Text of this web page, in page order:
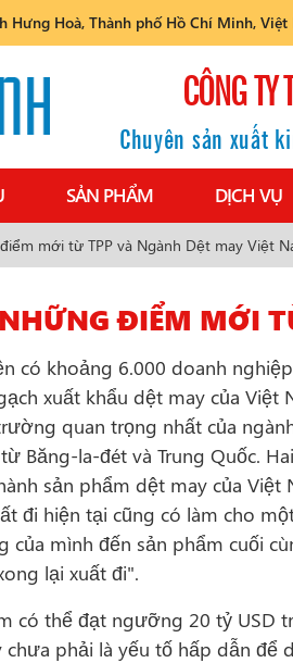
Hưng Hoà, Thành phố Hồ Chí Minh, Việt
CÔNG
Chuyên sản xuất
SẢN PHẨM DỊCH VỤ
mới từ TPP và Ngành Dệt may Việt
NHỮNG ĐIỂM MỚI
có khoảng 6.000 doanh
xuất khẩu dệt may của Việt
quan trọng nhất của
Băng-la-đét và Trung Quốc.
sản phẩm dệt may của
đi hiện tại cũng có làm cho
mình đến sản phẩm cuối
lại xuất đi".
có thể đạt ngưỡng 20 tỷ USD
phải là yếu tố hấp dẫn